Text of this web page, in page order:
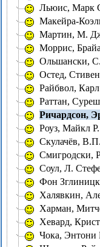
Льюис, Марк
Мaкейра-
Мартин, М.
Моррис,
Ольшански,
Остед,
Райбвол,
Раттан,
Ричардсон,
Роуз, Майкл
Скулачёв, В.П.
Смигродски,
Соул, Л.
Фон
Халявкин,
Харман,
Хевард,
Чока, Энтони